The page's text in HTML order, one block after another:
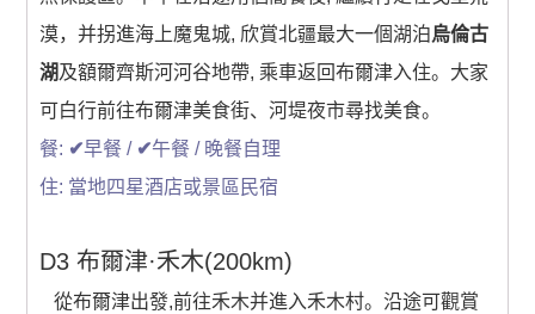
漠，并拐進海上魔鬼城, 欣賞北疆最大一個湖泊烏倫古
湖及額爾齊斯河河谷地帶, 乘車返回布爾津入住。大家
可白行前往布爾津美食街、河堤夜市尋找美食。
餐: ✔早餐 / ✔午餐 / 晚餐自理
住: 當地四星酒店或景區民宿
D3 布爾津·禾木(200km)
從布爾津出發,前往禾木并進入禾木村。沿途可觀賞